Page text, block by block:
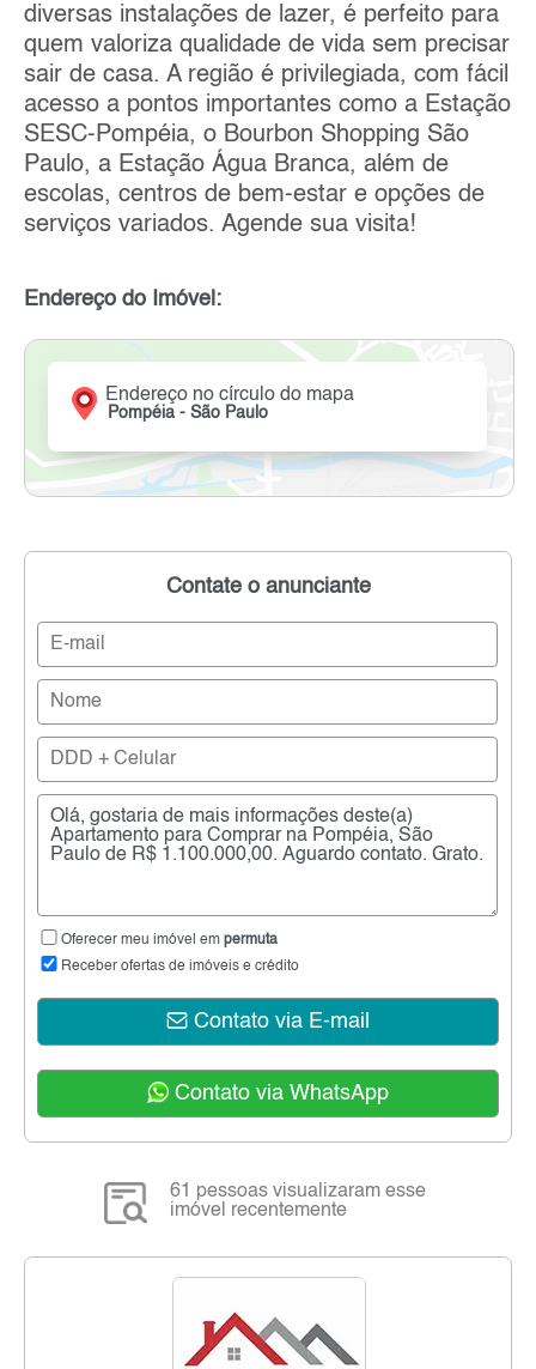
diversas instalações de lazer, é perfeito para
quem valoriza qualidade de vida sem precisar
sair de casa. A região é privilegiada, com fácil
acesso a pontos importantes como a Estação
SESC-Pompéia, o Bourbon Shopping São
Paulo, a Estação Água Branca, além de
escolas, centros de bem-estar e opções de
serviços variados. Agende sua visita!
Endereço do Imóvel:
Endereço no círculo do mapa
Pompéia - São Paulo
Contate o anunciante
Oferecer meu imóvel em permuta
Receber ofertas de imóveis e crédito
Contato via E-mail
Contato via WhatsApp
61 pessoas visualizaram esse
imóvel recentemente